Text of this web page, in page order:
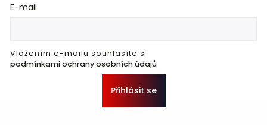
E-mail
Vložením e-mailu souhlasíte s
podmínkami ochrany osobních údajů
Přihlásit se